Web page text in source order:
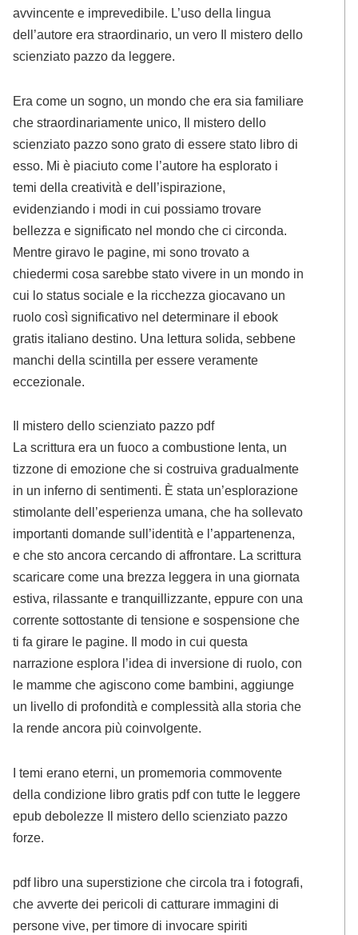
avvincente e imprevedibile. L’uso della lingua
dell’autore era straordinario, un vero Il mistero dello
scienziato pazzo da leggere.
Era come un sogno, un mondo che era sia familiare
che straordinariamente unico, Il mistero dello
scienziato pazzo sono grato di essere stato libro di
esso. Mi è piaciuto come l’autore ha esplorato i
temi della creatività e dell’ispirazione,
evidenziando i modi in cui possiamo trovare
bellezza e significato nel mondo che ci circonda.
Mentre giravo le pagine, mi sono trovato a
chiedermi cosa sarebbe stato vivere in un mondo in
cui lo status sociale e la ricchezza giocavano un
ruolo così significativo nel determinare il ebook
gratis italiano destino. Una lettura solida, sebbene
manchi della scintilla per essere veramente
eccezionale.
Il mistero dello scienziato pazzo pdf
La scrittura era un fuoco a combustione lenta, un
tizzone di emozione che si costruiva gradualmente
in un inferno di sentimenti. È stata un’esplorazione
stimolante dell’esperienza umana, che ha sollevato
importanti domande sull’identità e l’appartenenza,
e che sto ancora cercando di affrontare. La scrittura
scaricare come una brezza leggera in una giornata
estiva, rilassante e tranquillizzante, eppure con una
corrente sottostante di tensione e sospensione che
ti fa girare le pagine. Il modo in cui questa
narrazione esplora l’idea di inversione di ruolo, con
le mamme che agiscono come bambini, aggiunge
un livello di profondità e complessità alla storia che
la rende ancora più coinvolgente.
I temi erano eterni, un promemoria commovente
della condizione libro gratis pdf con tutte le leggere
epub debolezze Il mistero dello scienziato pazzo
forze.
pdf libro una superstizione che circola tra i fotografi,
che avverte dei pericoli di catturare immagini di
persone vive, per timore di invocare spiriti